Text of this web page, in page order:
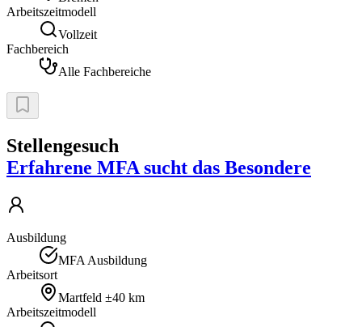
Arbeitszeitmodell
Vollzeit
Fachbereich
Alle Fachbereiche
Stellengesuch
Erfahrene MFA sucht das Besondere
Ausbildung
MFA Ausbildung
Arbeitsort
Martfeld ±40 km
Arbeitszeitmodell